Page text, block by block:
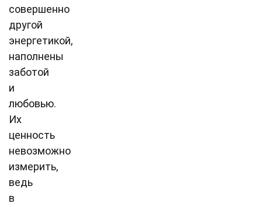
совершенно
другой
энергетикой,
наполнены
заботой
и
любовью.
Их
ценность
невозможно
измерить,
ведь
в